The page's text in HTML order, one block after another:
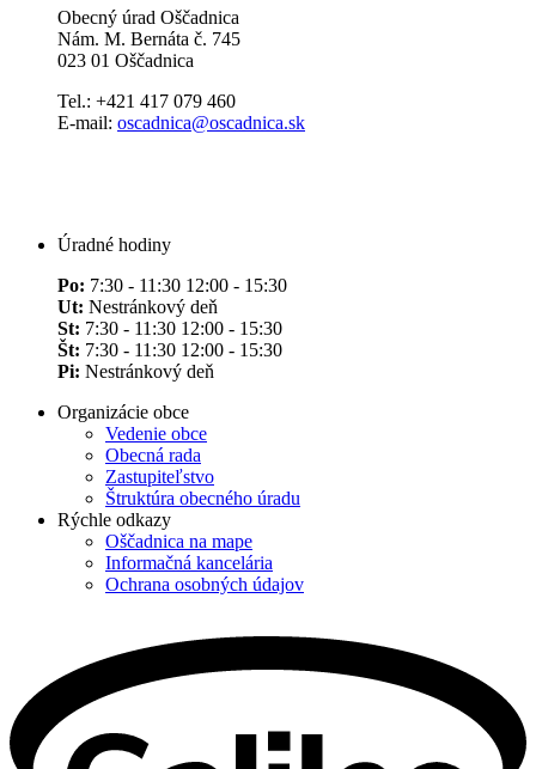
Obecný úrad Oščadnica
Nám. M. Bernáta č. 745
023 01 Oščadnica
Tel.: +421 417 079 460
E-mail: oscadnica@oscadnica.sk
Úradné hodiny
Po: 7:30 - 11:30 12:00 - 15:30
Ut: Nestránkový deň
St: 7:30 - 11:30 12:00 - 15:30
Št: 7:30 - 11:30 12:00 - 15:30
Pi: Nestránkový deň
Organizácie obce
Vedenie obce
Obecná rada
Zastupiteľstvo
Štruktúra obecného úradu
Rýchle odkazy
Oščadnica na mape
Informačná kancelária
Ochrana osobných údajov